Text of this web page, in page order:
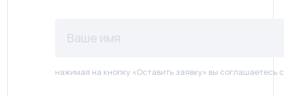
нажимая на кнопку «Оставить заявку» вы соглашаетесь с